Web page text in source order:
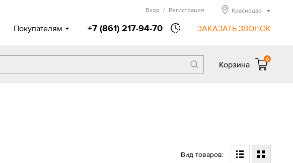
Покупателям +7 (861) 217-94-70 ЗАКАЗАТЬ ЗВОНОК
Вход / Регистрация Краснодар
Корзина
0
Вид товаров: